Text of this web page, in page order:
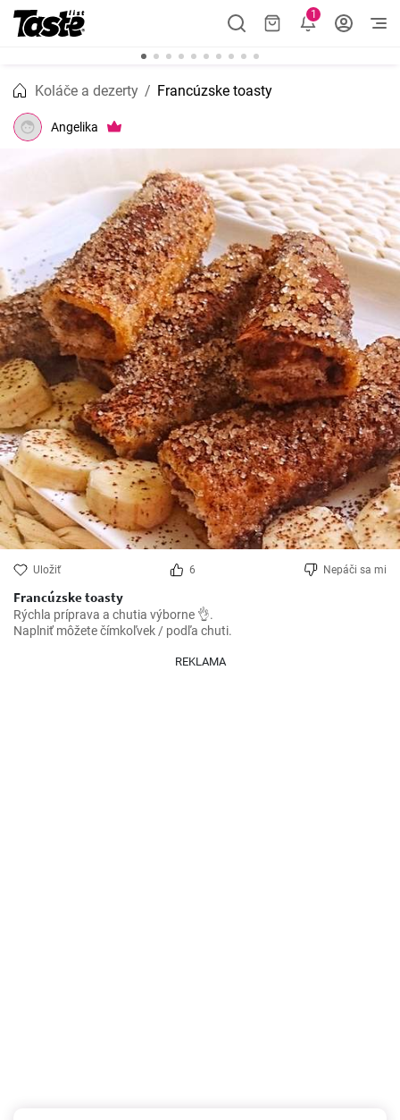
1
Koláče a dezerty Francúzske toasty
Angelika
Uložiť 6 Nepáči sa mi
Francúzske toasty
Rýchla príprava a chutia výborne 👌.
Naplniť môžete čímkoľvek / podľa chuti.
REKLAMA